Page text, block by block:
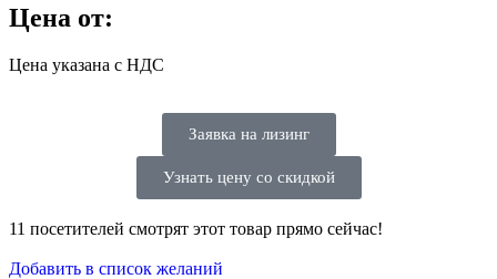
Цена от:
Цена указана с НДС
Заявка на лизинг
Узнать цену со скидкой
11 посетителей смотрят этот товар прямо сейчас!
Добавить в список желаний